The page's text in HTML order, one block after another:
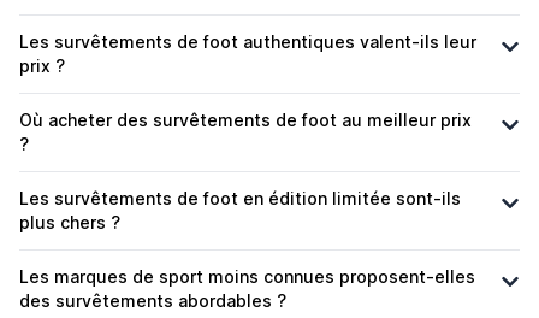
Les survêtements de foot authentiques valent-ils leur
prix ?
Où acheter des survêtements de foot au meilleur prix
?
Les survêtements de foot en édition limitée sont-ils
plus chers ?
Les marques de sport moins connues proposent-elles
des survêtements abordables ?